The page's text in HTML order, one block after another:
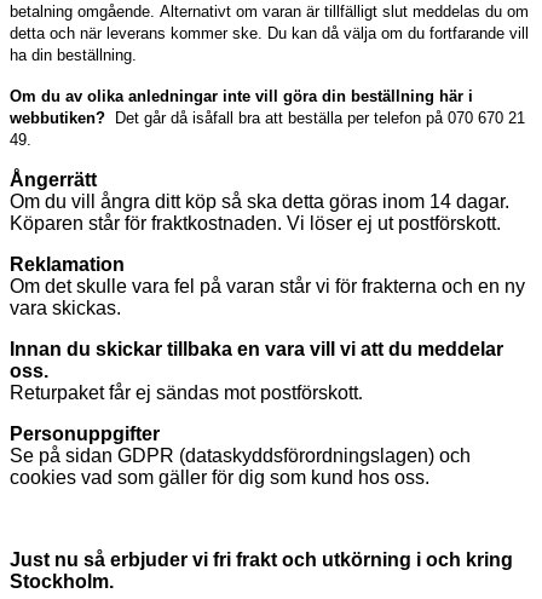
betalning omgående. Alternativt om varan är tillfälligt slut meddelas du om
detta och när leverans kommer ske. Du kan då välja om du fortfarande vill
ha din beställning.
Om du av olika anledningar inte vill göra din beställning här i
webbutiken?
Det går då isåfall bra att beställa per telefon på 070 670 21
49.
Ångerrätt
Om du vill ångra ditt köp så ska detta göras inom 14 dagar.
Köparen står för fraktkostnaden. Vi löser ej ut postförskott.
Reklamation
Om det skulle vara fel på varan står vi för frakterna och en ny
vara skickas.
Innan du skickar tillbaka en vara vill vi att du meddelar
oss.
Returpaket får ej sändas mot postförskott.
Personuppgifter
Se på sidan GDPR (dataskyddsförordningslagen) och
cookies vad som gäller för dig som kund hos oss.
Just nu så erbjuder vi fri frakt och utkörning i och kring
Stockholm.